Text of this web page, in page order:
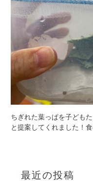
ちぎれた葉っぱを子ども
と提案してくれました！
最近の投稿